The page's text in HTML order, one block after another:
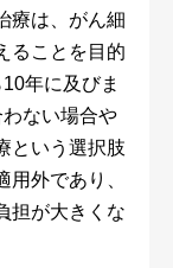
療は、がん細
ることを目的
年に及びま
ない場合や
という選択肢
外であり、
担が大きくな